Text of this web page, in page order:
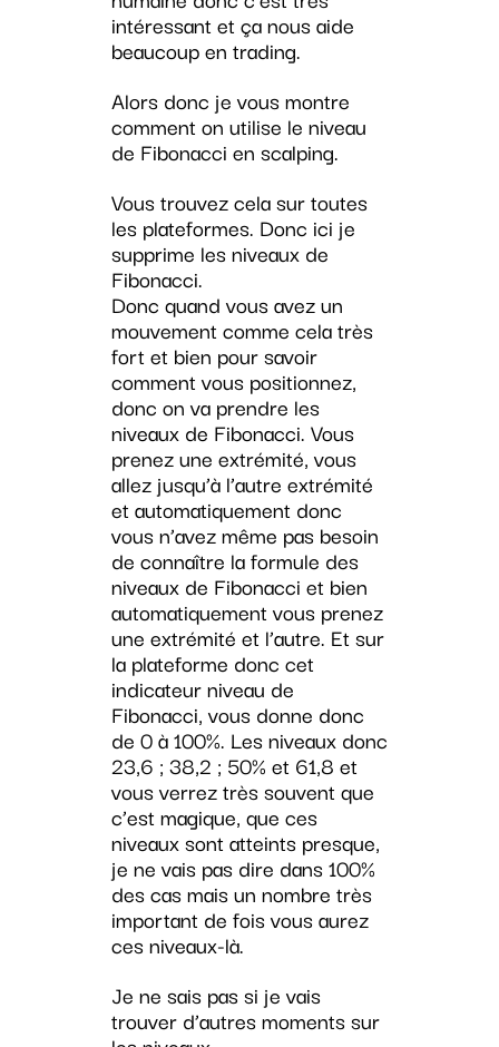
intéressant et ça nous aide
beaucoup en trading.
Alors donc je vous montre
comment on utilise le niveau
de Fibonacci en scalping.
Vous trouvez cela sur toutes
les plateformes. Donc ici je
supprime les niveaux de
Fibonacci.
Donc quand vous avez un
mouvement comme cela très
fort et bien pour savoir
comment vous positionnez,
donc on va prendre les
niveaux de Fibonacci. Vous
prenez une extrémité, vous
allez jusqu’à l’autre extrémité
et automatiquement donc
vous n’avez même pas besoin
de connaître la formule des
niveaux de Fibonacci et bien
automatiquement vous prenez
une extrémité et l’autre. Et sur
la plateforme donc cet
indicateur niveau de
Fibonacci, vous donne donc
de 0 à 100%. Les niveaux donc
23,6 ; 38,2 ; 50% et 61,8 et
vous verrez très souvent que
c’est magique, que ces
niveaux sont atteints presque,
je ne vais pas dire dans 100%
des cas mais un nombre très
important de fois vous aurez
ces niveaux-là.
Je ne sais pas si je vais
trouver d’autres moments sur